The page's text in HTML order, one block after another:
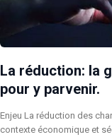
La réduction: la
pour y parvenir.
Enjeu La réduction des
contexte économique et